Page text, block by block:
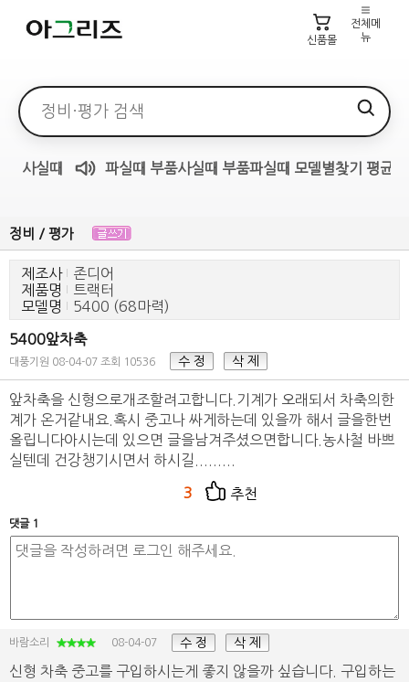
신품몰
전체메
뉴
검색어
사실때
매물무료듣기
파실때 부품사실때 부품파실때 모델별찾기 평균
정비 / 평가
제조사
존디어
제품명
트랙터
모델명
5400 (68마력)
5400앞차축
대풍기원 08-04-07 조회 10536 수 정 삭 제
앞차축을 신형으로개조할려고합니다.기계가 오래되서 차축의한
계가 온거같내요.혹시 중고나 싸게하는데 있을까 해서 글을한번
올립니다아시는데 있으면 글을남겨주셨으면합니다.농사철 바쁘
실텐데 건강챙기시면서 하시길.........
3 추천
댓글 1
바람소리 08-04-07 수 정 삭 제
신형 차축 중고를 구입하시는게 좋지 않을까 싶습니다. 구입하는